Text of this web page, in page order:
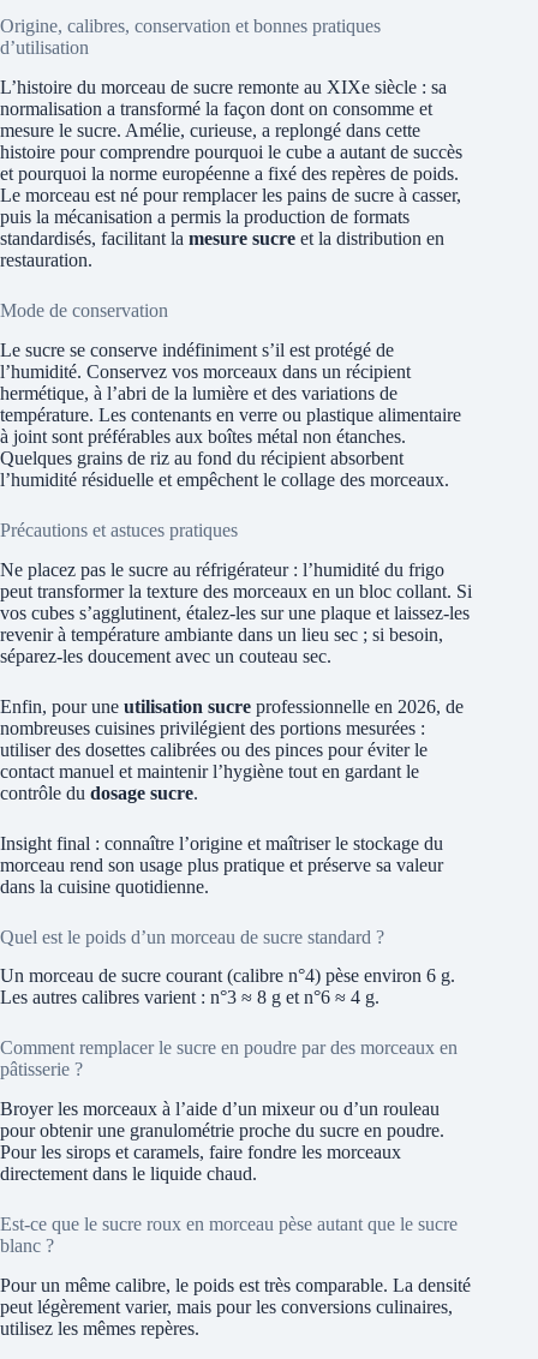
Origine, calibres, conservation et bonnes pratiques
d’utilisation
L’histoire du morceau de sucre remonte au XIXe siècle : sa
normalisation a transformé la façon dont on consomme et
mesure le sucre. Amélie, curieuse, a replongé dans cette
histoire pour comprendre pourquoi le cube a autant de succès
et pourquoi la norme européenne a fixé des repères de poids.
Le morceau est né pour remplacer les pains de sucre à casser,
puis la mécanisation a permis la production de formats
standardisés, facilitant la mesure sucre et la distribution en
restauration.
Mode de conservation
Le sucre se conserve indéfiniment s’il est protégé de
l’humidité. Conservez vos morceaux dans un récipient
hermétique, à l’abri de la lumière et des variations de
température. Les contenants en verre ou plastique alimentaire
à joint sont préférables aux boîtes métal non étanches.
Quelques grains de riz au fond du récipient absorbent
l’humidité résiduelle et empêchent le collage des morceaux.
Précautions et astuces pratiques
Ne placez pas le sucre au réfrigérateur : l’humidité du frigo
peut transformer la texture des morceaux en un bloc collant. Si
vos cubes s’agglutinent, étalez-les sur une plaque et laissez-les
revenir à température ambiante dans un lieu sec ; si besoin,
séparez-les doucement avec un couteau sec.
Enfin, pour une utilisation sucre professionnelle en 2026, de
nombreuses cuisines privilégient des portions mesurées :
utiliser des dosettes calibrées ou des pinces pour éviter le
contact manuel et maintenir l’hygiène tout en gardant le
contrôle du dosage sucre.
Insight final : connaître l’origine et maîtriser le stockage du
morceau rend son usage plus pratique et préserve sa valeur
dans la cuisine quotidienne.
Quel est le poids d’un morceau de sucre standard ?
Un morceau de sucre courant (calibre n°4) pèse environ 6 g.
Les autres calibres varient : n°3 ≈ 8 g et n°6 ≈ 4 g.
Comment remplacer le sucre en poudre par des morceaux en
pâtisserie ?
Broyer les morceaux à l’aide d’un mixeur ou d’un rouleau
pour obtenir une granulométrie proche du sucre en poudre.
Pour les sirops et caramels, faire fondre les morceaux
directement dans le liquide chaud.
Est-ce que le sucre roux en morceau pèse autant que le sucre
blanc ?
Pour un même calibre, le poids est très comparable. La densité
peut légèrement varier, mais pour les conversions culinaires,
utilisez les mêmes repères.